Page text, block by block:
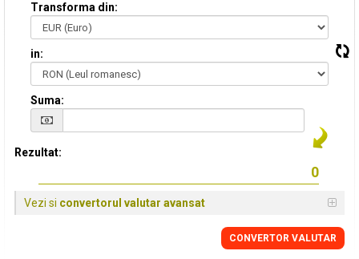
Transforma din:
in:
Suma:
Rezultat:
Vezi si convertorul valutar avansat
CONVERTOR VALUTAR